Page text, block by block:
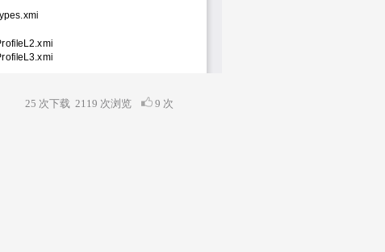
25 次下载 2119 次浏览 9 次